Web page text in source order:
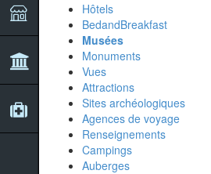
Hôtels
BedandBreakfast
Musées
Monuments
Vues
Attractions
Sites archéologiques
Agences de voyage
Renseignements
Campings
Auberges